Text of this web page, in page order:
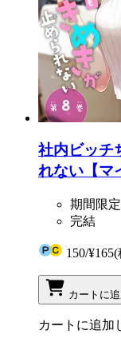
社内ビッチ
れない【マ
期間限
完結
150/¥165(
カートに
カートに追加